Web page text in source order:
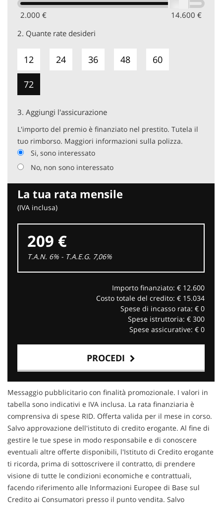
2.000 € 14.600 €
2. Quante rate desideri
12 24 36 48 60
72
3. Aggiungi l'assicurazione
L'importo del premio è finanziato nel prestito. Tutela il
tuo rimborso. Maggiori informazioni sulla polizza.
Si, sono interessato
No, non sono interessato
La tua rata mensile
(IVA inclusa)
209 €
T.A.N. 6% - T.A.E.G. 7,06%
Importo finanziato: € 12.600
Costo totale del credito: € 15.034
Spese di incasso rata: € 0
Spese istruttoria: € 300
Spese assicurative: € 0
PROCEDI
Contattaci
Messaggio pubblicitario con finalità promozionale. I valori in
tabella sono indicativi e IVA inclusa. La rata finanziaria è
comprensiva di spese RID. Offerta valida per il mese in corso.
Salvo approvazione dell'istituto di credito erogante. Al fine di
gestire le tue spese in modo responsabile e di conoscere
eventuali altre offerte disponibili, l'Istituto di Credito erogante
ti ricorda, prima di sottoscrivere il contratto, di prendere
visione di tutte le condizioni economiche e contrattuali,
facendo riferimento alle Informazioni Europee di Base sul
Credito ai Consumatori presso il punto vendita. Salvo